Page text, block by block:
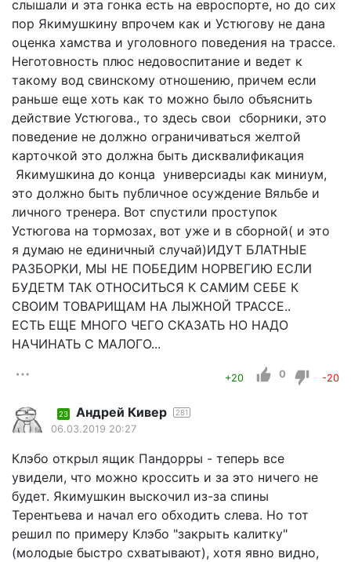
слышали и эта гонка есть на евроспорте, но до сих
пор Якимушкину впрочем как и Устюгову не дана
оценка хамства и уголовного поведения на трассе.
Неготовность плюс недовоспитание и ведет к
такому вод свинскому отношению, причем если
раньше еще хоть как то можно было объяснить
действие Устюгова., то здесь свои сборники, это
поведение не должно ограничиваться желтой
карточкой это должна быть дисквалификация
Якимушкина до конца универсиады как миниум,
это должно быть публичное осуждение Вяльбе и
личного тренера. Вот спустили проступок
Устюгова на тормозах, вот уже и в сборной( и это
я думаю не единичный случай)ИДУТ БЛАТНЫЕ
РАЗБОРКИ, МЫ НЕ ПОБЕДИМ НОРВЕГИЮ ЕСЛИ
БУДЕТМ ТАК ОТНОСИТЬСЯ К САМИМ СЕБЕ К
СВОИМ ТОВАРИЩАМ НА ЛЫЖНОЙ ТРАССЕ..
ЕСТЬ ЕЩЕ МНОГО ЧЕГО СКАЗАТЬ НО НАДО
НАЧИНАТЬ С МАЛОГО...
+20 0 -20
23 Андрей Кивер 281
06.03.2019 20:27
Клэбо открыл ящик Пандорры - теперь все
увидели, что можно кроссить и за это ничего не
будет. Якимушкин выскочил из-за спины
Терентьева и начал его обходить слева. Но тот
решил по примеру Клэбо "закрыть калитку"
(молодые быстро схватывают), хотя явно видно,